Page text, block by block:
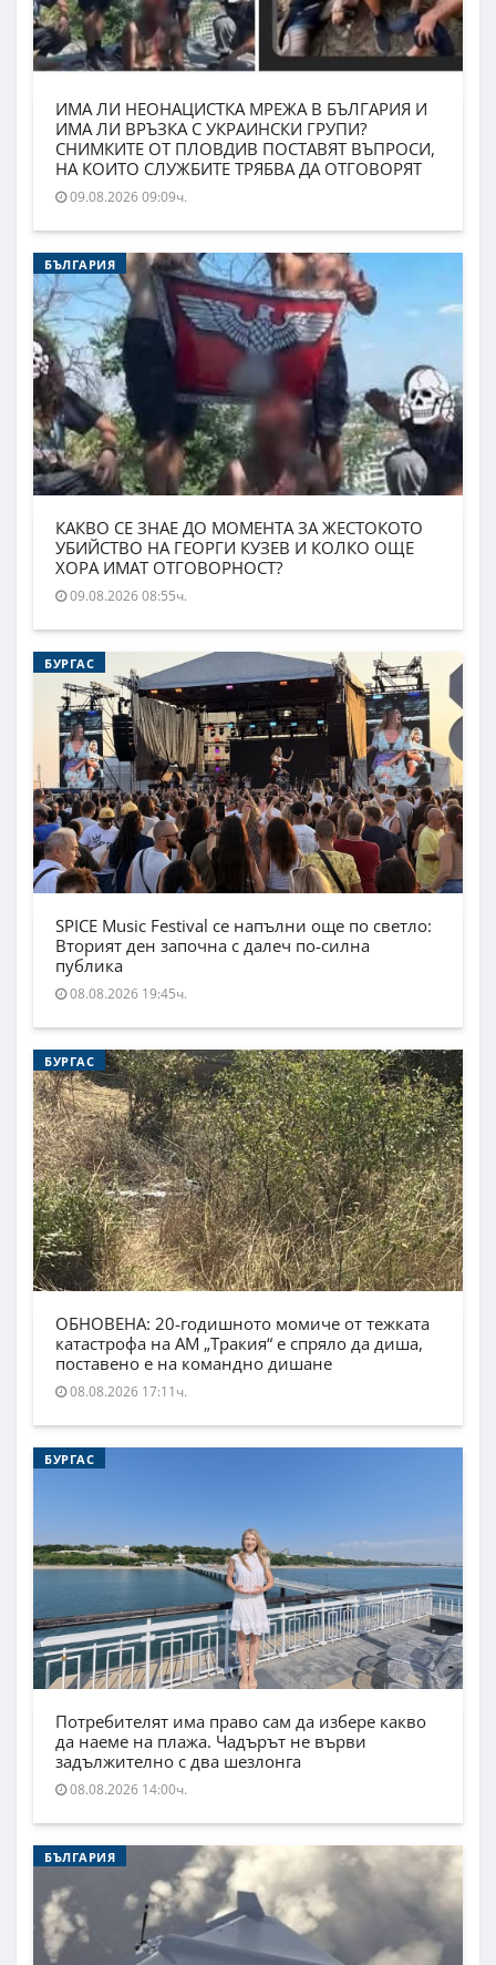
ИМА ЛИ НЕОНАЦИСТКА МРЕЖА В БЪЛГАРИЯ И
ИМА ЛИ ВРЪЗКА С УКРАИНСКИ ГРУПИ?
СНИМКИТЕ ОТ ПЛОВДИВ ПОСТАВЯТ ВЪПРОСИ,
НА КОИТО СЛУЖБИТЕ ТРЯБВА ДА ОТГОВОРЯТ
09.08.2026 09:09ч.
БЪЛГАРИЯ
КАКВО СЕ ЗНАЕ ДО МОМЕНТА ЗА ЖЕСТОКОТО
УБИЙСТВО НА ГЕОРГИ КУЗЕВ И КОЛКО ОЩЕ
ХОРА ИМАТ ОТГОВОРНОСТ?
09.08.2026 08:55ч.
БУРГАС
SPICE Music Festival се напълни още по светло:
Вторият ден започна с далеч по-силна
публика
08.08.2026 19:45ч.
БУРГАС
ОБНОВЕНА: 20-годишното момиче от тежката
катастрофа на АМ „Тракия“ е спряло да диша,
поставено е на командно дишане
08.08.2026 17:11ч.
БУРГАС
Потребителят има право сам да избере какво
да наеме на плажа. Чадърът не върви
задължително с два шезлонга
08.08.2026 14:00ч.
БЪЛГАРИЯ